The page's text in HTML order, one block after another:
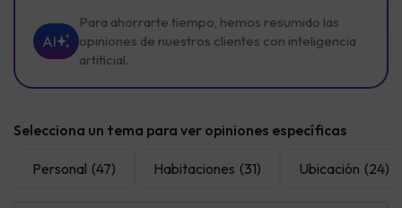
AI
Para ahorrarte tiempo, hemos resumido las
opiniones de nuestros clientes con inteligencia
artificial.
Selecciona un tema para ver opiniones específicas
Personal (47) Habitaciones (31) Ubicación (24)